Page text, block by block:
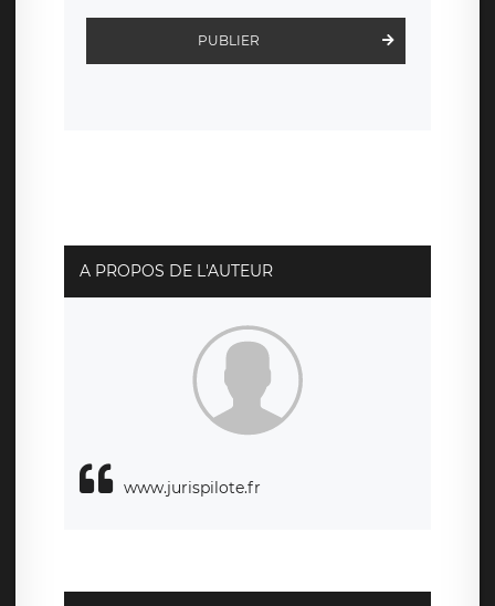
d’inscription est hébergé sur un serveur hébergé par
clauses de
protection conformes au RGPD
. Les données collectées
sont conservées jusqu’à ce que l’Internaute en sollicite la
rue Léopold Sédar Senghor, joignable à l’adresse mail :
responsabledetraitement@legavox.fr. Vous avez
également le droit d’introduire une réclamation auprès
d’une autorité de contrôle.
PUBLIER
A PROPOS DE L'AUTEUR
www.jurispilote.fr